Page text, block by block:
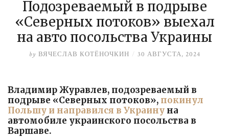
Подозреваемый в подрыве
«Северных потоков» выехал
на авто посольства Украины
by ВЯЧЕСЛАВ КОТЁНОЧКИН / 30 АВГУСТА, 2024
Владимир Журавлев, подозреваемый в
подрыве «Северных потоков», покинул
Польшу и направился в Украину на
автомобиле украинского посольства в
Варшаве.